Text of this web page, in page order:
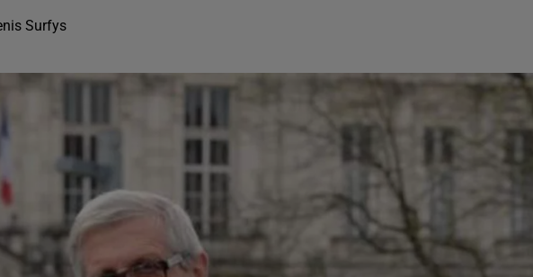
Surfys